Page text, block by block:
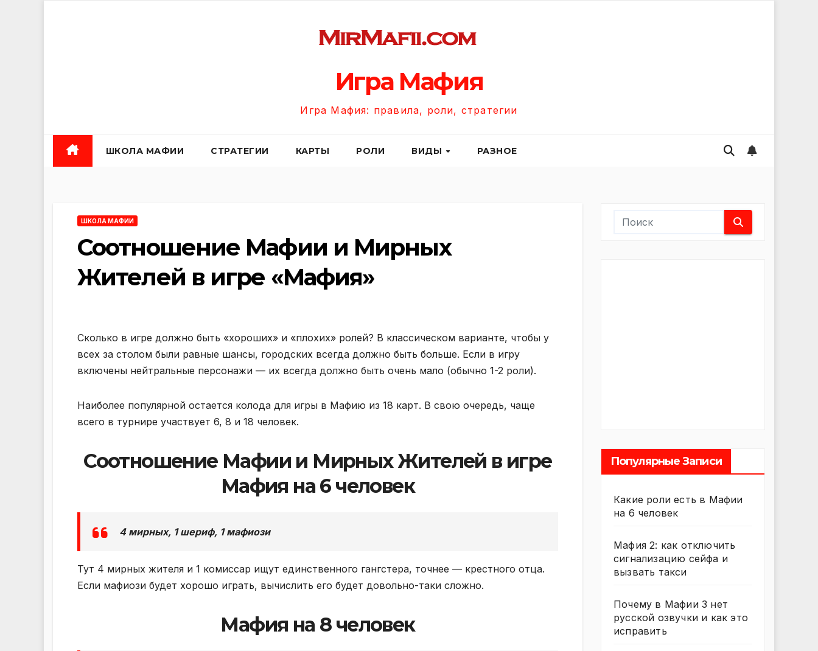
Игра Мафия
Игра Мафия: правила, роли, стратегии
ШКОЛА МАФИИ СТРАТЕГИИ КАРТЫ РОЛИ ВИДЫ РАЗНОЕ
ШКОЛА МАФИИ
Соотношение Мафии и Мирных
Жителей в игре «Мафия»
Сколько в игре должно быть «хороших» и «плохих» ролей? В классическом варианте, чтобы у
всех за столом были равные шансы, городских всегда должно быть больше. Если в игру
включены нейтральные персонажи — их всегда должно быть очень мало (обычно 1-2 роли).
Наиболее популярной остается колода для игры в Мафию из 18 карт. В свою очередь, чаще
всего в турнире участвует 6, 8 и 18 человек.
Соотношение Мафии и Мирных Жителей в игре
Мафия на 6 человек
4 мирных, 1 шериф, 1 мафиози
Тут 4 мирных жителя и 1 комиссар ищут единственного гангстера, точнее — крестного отца.
Если мафиози будет хорошо играть, вычислить его будет довольно-таки сложно.
Мафия на 8 человек
Популярные Записи
Какие роли есть в Мафии
на 6 человек
Мафия 2: как отключить
сигнализацию сейфа и
вызвать такси
Почему в Мафии 3 нет
русской озвучки и как это
исправить